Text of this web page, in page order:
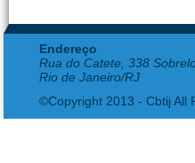
Endereço
Rua do Catete, 338
Rio de Janeiro/RJ
©Copyright 2013 - Cbtij All